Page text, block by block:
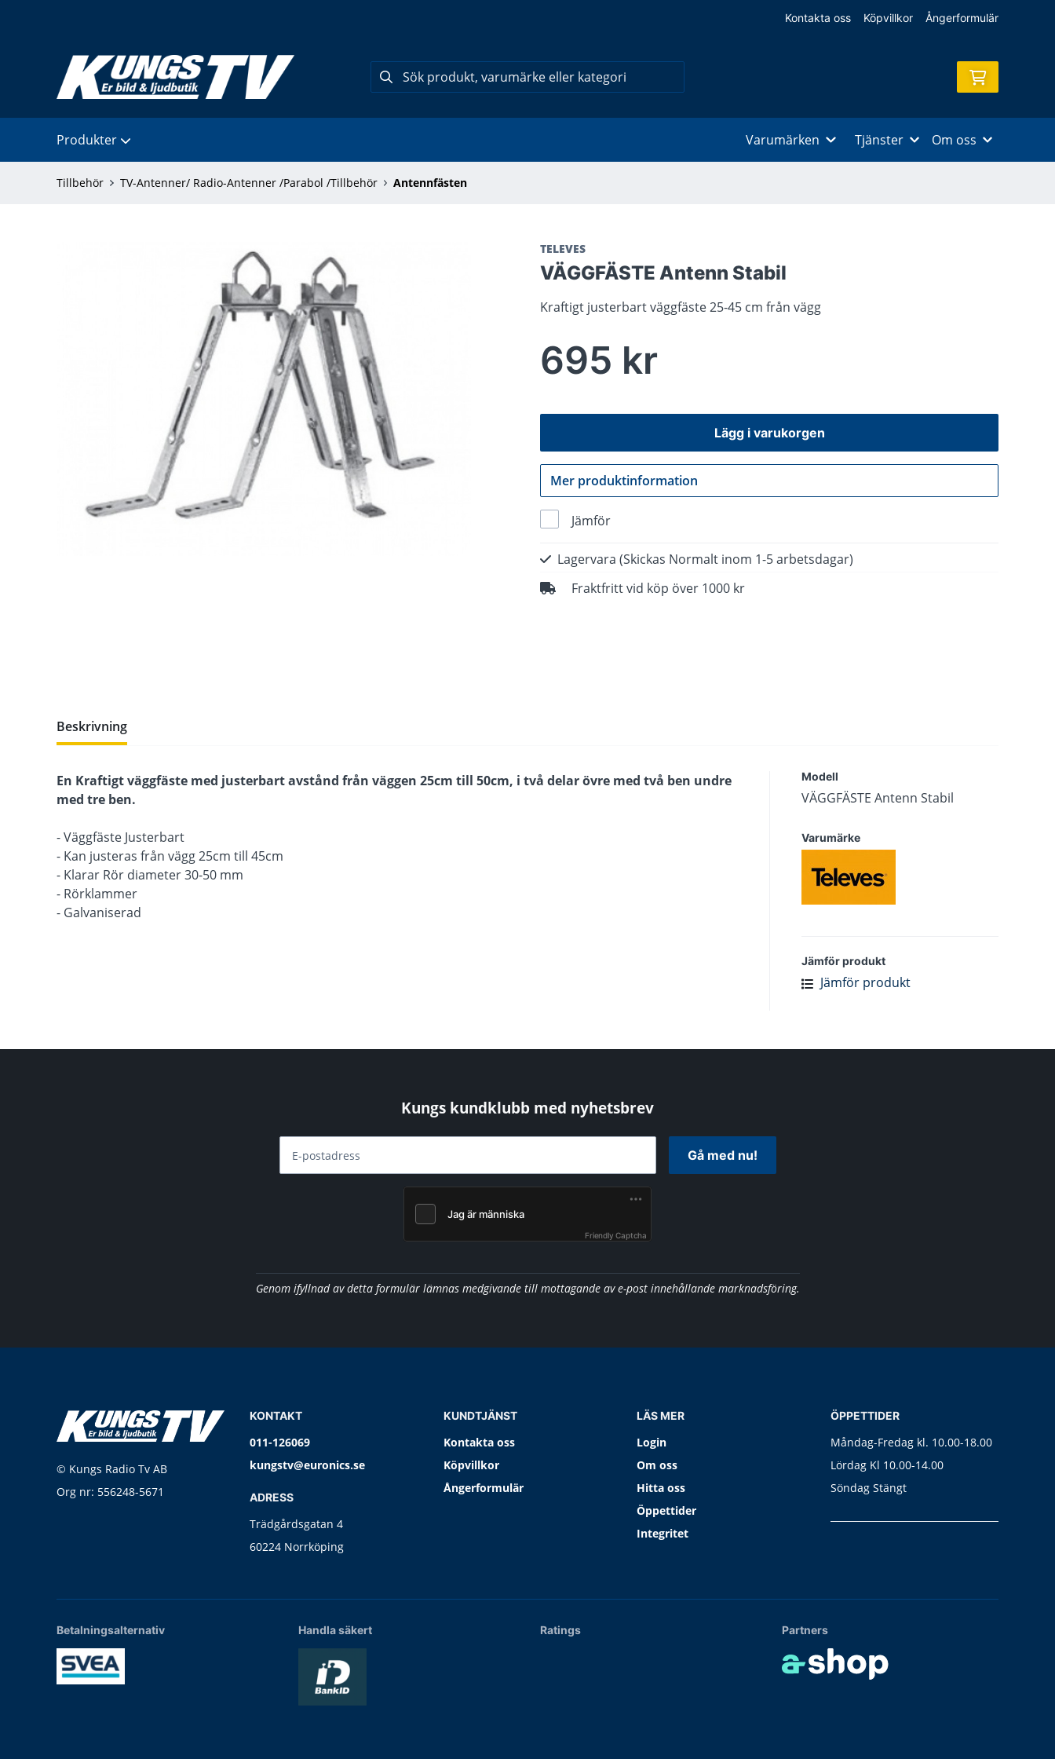
Kontakta oss Köpvillkor Ångerformulär
Produkter Varumärken Tjänster Om oss
Tillbehör TV-Antenner/ Radio-Antenner /Parabol /Tillbehör Antennfästen
TELEVES
VÄGGFÄSTE Antenn Stabil
Kraftigt justerbart väggfäste 25-45 cm från vägg
695 kr
Lägg i varukorgen
Mer produktinformation
Jämför
Lagervara (Skickas Normalt inom 1-5 arbetsdagar)
Fraktfritt vid köp över 1000 kr
Beskrivning
En Kraftigt väggfäste med justerbart avstånd från väggen 25cm till 50cm, i två delar övre med två ben undre
med tre ben.
- Väggfäste Justerbart
- Kan justeras från vägg 25cm till 45cm
- Klarar Rör diameter 30-50 mm
- Rörklammer
- Galvaniserad
Modell
VÄGGFÄSTE Antenn Stabil
Varumärke
Jämför produkt
Jämför produkt
Kungs kundklubb med nyhetsbrev
E-postadress Gå med nu!
Friendly Captcha
Genom ifyllnad av detta formulär lämnas medgivande till mottagande av e-post innehållande marknadsföring.
© Kungs Radio Tv AB
Org nr: 556248-5671
KONTAKT
011-126069
kungstv@euronics.se
ADRESS
Trädgårdsgatan 4
60224 Norrköping
KUNDTJÄNST
Kontakta oss
Köpvillkor
Ångerformulär
LÄS MER
Login
Om oss
Hitta oss
Öppettider
Integritet
ÖPPETTIDER
Måndag-Fredag kl. 10.00-18.00
Lördag Kl 10.00-14.00
Söndag Stängt
Betalningsalternativ Handla säkert Ratings Partners